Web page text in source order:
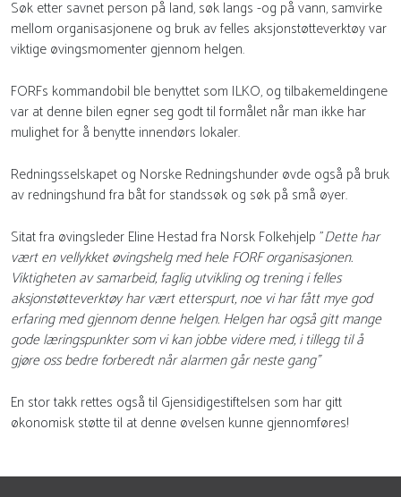
Søk etter savnet person på land, søk langs -og på vann, samvirke
mellom organisasjonene og bruk av felles aksjonstøtteverktøy var
viktige øvingsmomenter gjennom helgen.
FORFs kommandobil ble benyttet som ILKO, og tilbakemeldingene
var at denne bilen egner seg godt til formålet når man ikke har
mulighet for å benytte innendørs lokaler.
Redningsselskapet og Norske Redningshunder øvde også på bruk
av redningshund fra båt for standssøk og søk på små øyer.
Sitat fra øvingsleder Eline Hestad fra Norsk Folkehjelp "Dette har
vært en vellykket øvingshelg med hele FORF organisasjonen.
Viktigheten av samarbeid, faglig utvikling og trening i felles
aksjonstøtteverktøy har vært etterspurt, noe vi har fått mye god
erfaring med gjennom denne helgen. Helgen har også gitt mange
gode læringspunkter som vi kan jobbe videre med, i tillegg til å
gjøre oss bedre forberedt når alarmen går neste gang"
En stor takk rettes også til Gjensidigestiftelsen som har gitt
økonomisk støtte til at denne øvelsen kunne gjennomføres!